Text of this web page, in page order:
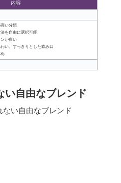
内容
い分類
を自由に選択可能
が多い
い、すっきりとした飲み口
め
い自由なブレンド